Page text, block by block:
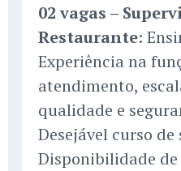
02 vagas –
Restaurante:
Experiência na
atendimento,
qualidade e
Desejável curso
Disponibilidade